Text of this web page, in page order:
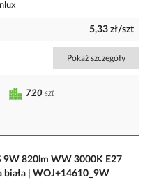
5,33 zł/szt
Pokaż szczegóły
720 szt
9W 820lm WW 3000K E27
biała | WOJ+14610_9W